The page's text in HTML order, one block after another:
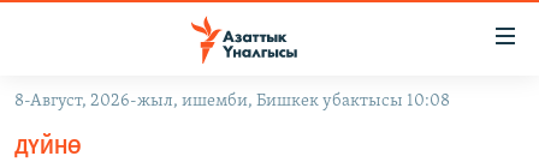
Навигацияга
өтүңүз
ЖАҢЫЛЫКТАР
8-Август, 2026-жыл, ишемби, Бишкек убактысы 10:08
ДҮЙНӨ